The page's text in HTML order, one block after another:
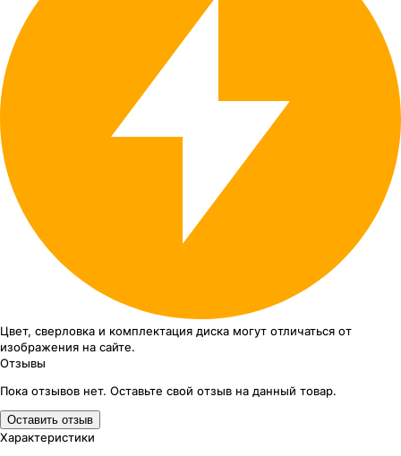
Цвет, сверловка и комплектация диска могут отличаться от
изображения на сайте.
Отзывы
Пока отзывов нет. Оставьте свой отзыв на данный товар.
Оставить отзыв
Характеристики